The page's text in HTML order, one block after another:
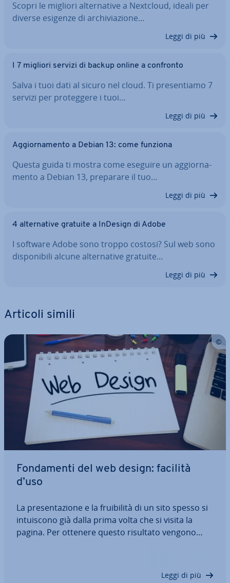
Scopri le migliori al­ter­na­ti­ve a Nextcloud, ideali per
diverse esigenze di ar­chi­via­zio­ne…
Leggi di più
I 7 migliori servizi di backup online a confronto
Salva i tuoi dati al sicuro nel cloud. Ti pre­sen­tia­mo 7
servizi per pro­teg­ge­re i tuoi…
Leggi di più
Ag­gior­na­men­to a Debian 13: come funziona
Questa guida ti mostra come eseguire un ag­gior­na­
men­to a Debian 13, preparare il tuo…
Leggi di più
4 al­ter­na­ti­ve gratuite a InDesign di Adobe
I software Adobe sono troppo costosi? Sul web sono
di­spo­ni­bi­li alcune al­ter­na­ti­ve gratuite…
Leggi di più
Articoli simili
Fon­da­men­ti del web design: facilità
d’uso
La pre­sen­ta­zio­ne e la frui­bi­li­tà di un sito spesso si
in­tui­sco­no già dalla prima volta che si visita la
pagina. Per ottenere questo risultato vengono
Leggi di più